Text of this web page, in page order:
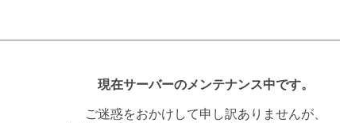
現在サーバーのメンテナンス中です。
ご迷惑をおかけして申し訳ありませんが、